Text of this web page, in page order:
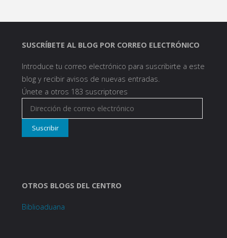
SUSCRÍBETE AL BLOG POR CORREO ELECTRÓNICO
Introduce tu correo electrónico para suscribirte a este
blog y recibir avisos de nuevas entradas.
Únete a otros 183 suscriptores
Dirección
de
correo
Suscribir
OTROS BLOGS DEL CENTRO
Biblioaduana